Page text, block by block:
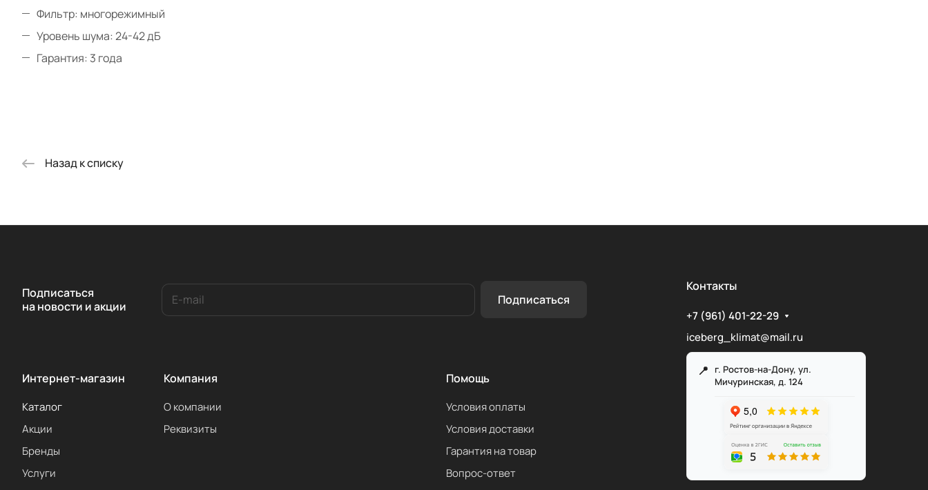
Фильтр: многорежимный
Уровень шума: 24-42 дБ
Гарантия: 3 года
Назад к списку
Подписаться
на новости и акции
Подписаться
Интернет-магазин
Каталог
Акции
Бренды
Услуги
Компания
О компании
Реквизиты
Помощь
Условия оплаты
Условия доставки
Гарантия на товар
Вопрос-ответ
Контакты
+7 (961) 401-22-29
iceberg_klimat@mail.ru
г. Ростов-на-Дону, ул.
Мичуринская, д. 124